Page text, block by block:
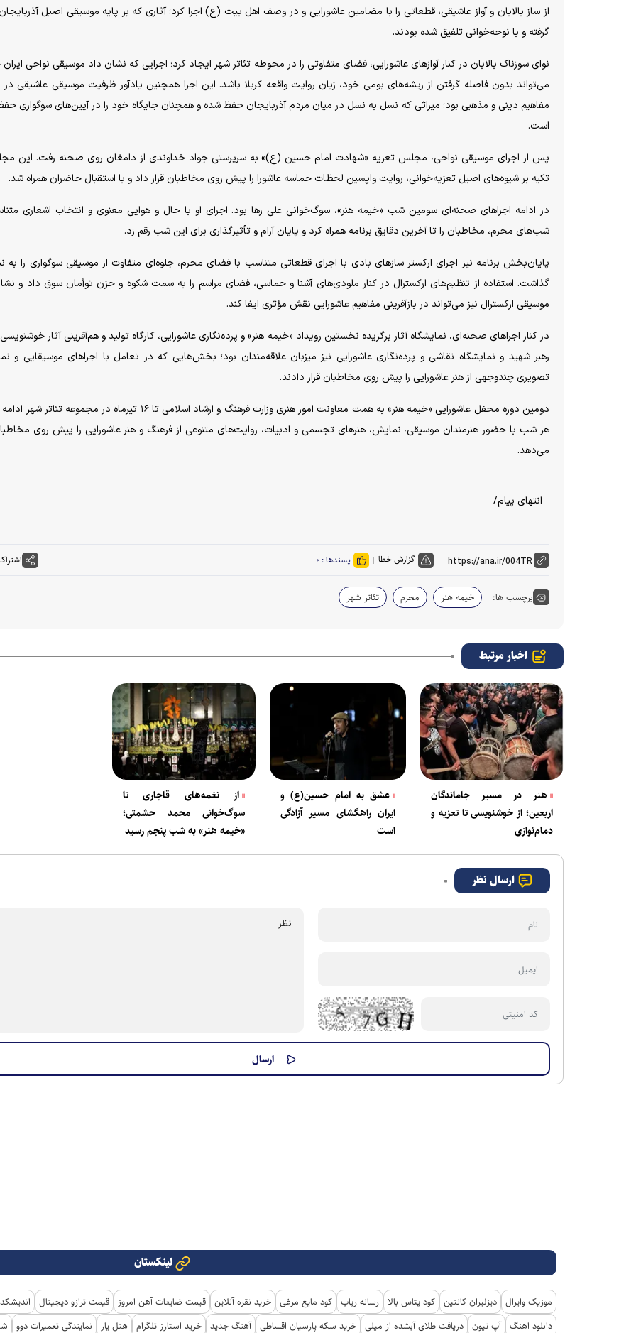
از ساز بالابان و آواز عاشیقی، قطعاتی را با مضامین عاشورایی و در وصف اهل بیت (ع) اجرا کرد؛ آثاری که بر پایه موسیقی اصیل
گرفته و با نوحه‌خوانی تلفیق شده بودند.
نوای سوزناک بالابان در کنار آواز‌های عاشورایی، فضای متفاوتی را در محوطه تئاتر شهر ایجاد کرد؛ اجرایی که نشان داد موسیقی نواحی
می‌تواند بدون فاصله گرفتن از ریشه‌های بومی خود، زبان روایت واقعه کربلا باشد. این اجرا همچنین یادآور ظرفیت موسیقی عاشیقی در
مفاهیم دینی و مذهبی بود؛ میراثی که نسل به نسل در میان مردم آذربایجان حفظ شده و همچنان جایگاه خود را در آیین‌های سوگواری
است.
پس از اجرای موسیقی نواحی، مجلس تعزیه «شهادت امام حسین (ع)» به سرپرستی جواد خداوندی از دامغان روی صحنه رفت. این
تکیه بر شیوه‌های اصیل تعزیه‌خوانی، روایت واپسین لحظات حماسه عاشورا را پیش روی مخاطبان قرار داد و با استقبال حاضران همراه شد.
در ادامه اجرا‌های صحنه‌ای سومین شب «خیمه هنر»، سوگ‌خوانی علی رها بود. اجرای او با حال و هوایی معنوی و انتخاب اشعاری
شب‌های محرم، مخاطبان را تا آخرین دقایق برنامه همراه کرد و پایان آرام و تأثیرگذاری برای این شب رقم زد.
پایان‌بخش برنامه نیز اجرای ارکستر ساز‌های بادی با اجرای قطعاتی متناسب با فضای محرم، جلوه‌ای متفاوت از موسیقی سوگواری را به
گذاشت. استفاده از تنظیم‌های ارکسترال در کنار ملودی‌های آشنا و حماسی، فضای مراسم را به سمت شکوه و حزن توأمان سوق داد و
موسیقی ارکسترال نیز می‌تواند در بازآفرینی مفاهیم عاشورایی نقش مؤثری ایفا کند.
در کنار اجرا‌های صحنه‌ای، نمایشگاه آثار برگزیده نخستین رویداد «خیمه هنر» و پرده‌نگاری عاشورایی، کارگاه تولید و هم‌آفرینی آثار
رهبر شهید و نمایشگاه نقاشی و پرده‌نگاری عاشورایی نیز میزبان علاقه‌مندان بود؛ بخش‌هایی که در تعامل با اجرا‌های موسیقایی و
تصویری چندوجهی از هنر عاشورایی را پیش روی مخاطبان قرار دادند.
دومین دوره محفل عاشورایی «خیمه هنر» به همت معاونت امور هنری وزارت فرهنگ و ارشاد اسلامی تا ۱۶ تیرماه در مجموعه
هر شب با حضور هنرمندان موسیقی، نمایش، هنر‌های تجسمی و ادبیات، روایت‌های متنوعی از فرهنگ و هنر عاشورایی را پیش روی
می‌دهد.
انتهای پیام/
گزارش خطا پسندها : ۰
برچسب ها: خیمه هنر محرم تئاتر شهر
اخبار مرتبط
هنر در مسیر جاماندگان
اربعین؛ از خوشنویسی تا تعزیه و
دمام‌نوازی
عشق به امام حسین(ع) و
ایران راهگشای مسیر آزادگی
است
از نغمه‌های قاجاری تا
سوگ‌خوانی محمد حشمتی؛
«خیمه هنر» به شب پنجم رسید
ارسال نظر
لینکستان
موزیک وایرال دیزلیران کانتین کود پتاس بالا رسانه رپاپ کود مایع مرغی خرید نقره آنلاین قیمت ضایعات آهن امروز قیمت ترازو دیجیتال
دانلود اهنگ آپ تیون دریافت طلای آبشده از میلی خرید سکه پارسیان اقساطی آهنگ جدید خرید استارز تلگرام هتل یار نمایندگی تعمیرات دوو